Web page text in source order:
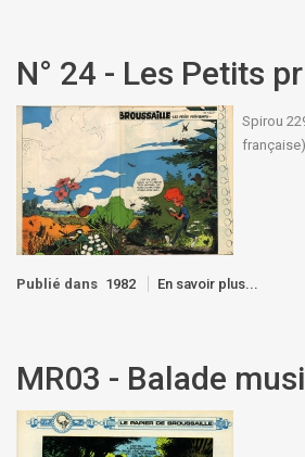
N° 24 - Les Petits
Spirou
française)
Publié dans 1982 En savoir plus...
MR03 - Balade